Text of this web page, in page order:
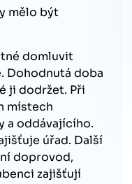
mělo být
domluvit
Dohodnutá doba
ji dodržet. Při
místech
a oddávajícího.
úřad. Další
doprovod,
zajišťují